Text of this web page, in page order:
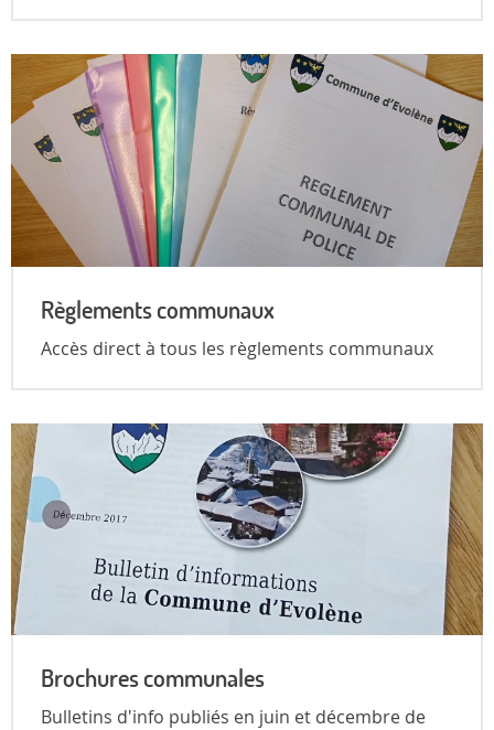
Règlements communaux
Accès direct à tous les règlements communaux
Brochures communales
Bulletins d'info publiés en juin et décembre de